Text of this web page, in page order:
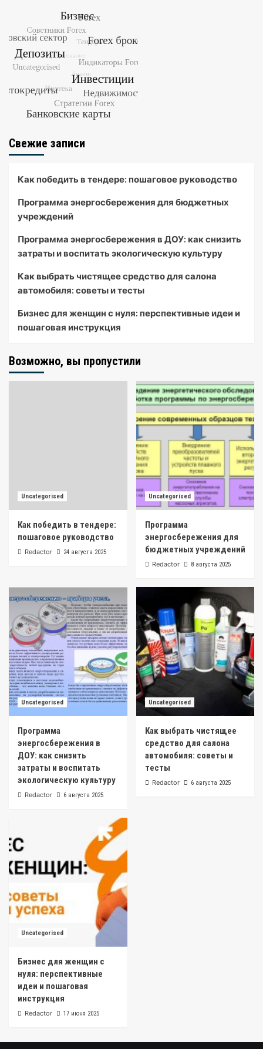
Свежие записи
Как победить в тендере: пошаговое руководство
Программа энергосбережения для бюджетных
учреждений
Программа энергосбережения в ДОУ: как снизить
затраты и воспитать экологическую культуру
Как выбрать чистящее средство для салона
автомобиля: советы и тесты
Бизнес для женщин с нуля: перспективные идеи и
пошаговая инструкция
Возможно, вы пропустили
Uncategorised
Как победить в тендере:
пошаговое руководство
Redactor 24 августа 2025
Uncategorised
Программа
энергосбережения для
бюджетных учреждений
Redactor 8 августа 2025
Uncategorised
Программа
энергосбережения в
ДОУ: как снизить
затраты и воспитать
экологическую культуру
Redactor 6 августа 2025
Uncategorised
Как выбрать чистящее
средство для салона
автомобиля: советы и
тесты
Redactor 6 августа 2025
Uncategorised
Бизнес для женщин с
нуля: перспективные
идеи и пошаговая
инструкция
Redactor 17 июня 2025